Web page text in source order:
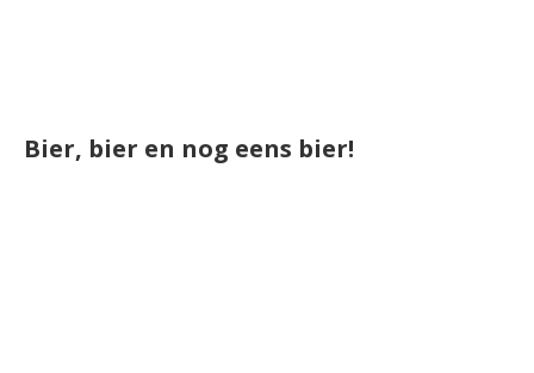
Bier, bier en nog eens bier!